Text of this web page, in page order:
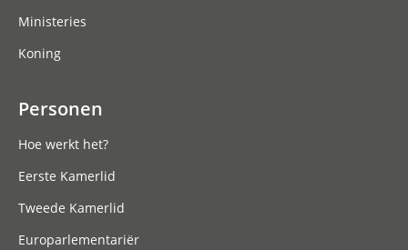
Ministeries
Koning
Personen
Hoe werkt het?
Eerste Kamerlid
Tweede Kamerlid
Europarlementariër